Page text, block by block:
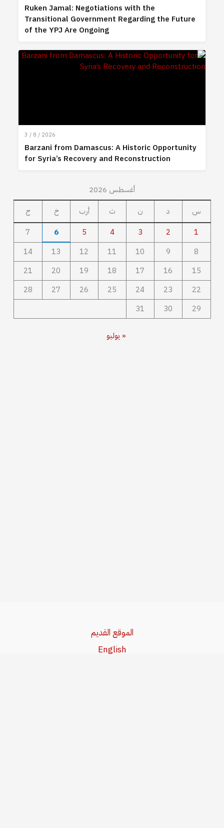
Ruken Jamal: Negotiations with the
Transitional Government Regarding the Future
of the YPJ Are Ongoing
3 / 8 / 2026
Barzani from Damascus: A Historic Opportunity
for Syria’s Recovery and Reconstruction
أغسطس 2026
س
د ن ث أرب خ
ج
1
2
3
4
5
6
7
8
9
10
11
12
13
14
15
16
17
18
19
20
21
22
23
24
25
26
27
28
29
30
31
« يوليو
الموقع القديم
English